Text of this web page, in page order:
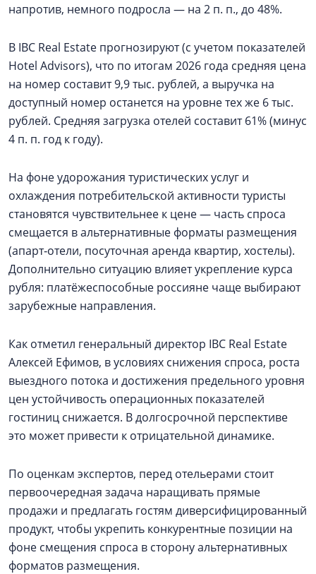
напротив, немного подросла — на 2 п. п., до 48%.
В IBC Real Estate прогнозируют (с учетом показателей
Hotel Advisors), что по итогам 2026 года средняя цена
на номер составит 9,9 тыс. рублей, а выручка на
доступный номер останется на уровне тех же 6 тыс.
рублей. Средняя загрузка отелей составит 61% (минус
4 п. п. год к году).
На фоне удорожания туристических услуг и
охлаждения потребительской активности туристы
становятся чувствительнее к цене — часть спроса
смещается в альтернативные форматы размещения
(апарт‑отели, посуточная аренда квартир, хостелы).
Дополнительно ситуацию влияет укрепление курса
рубля: платёжеспособные россияне чаще выбирают
зарубежные направления.
Как отметил генеральный директор IBC Real Estate
Алексей Ефимов, в условиях снижения спроса, роста
выездного потока и достижения предельного уровня
цен устойчивость операционных показателей
гостиниц снижается. В долгосрочной перспективе
это может привести к отрицательной динамике.
По оценкам экспертов, перед отельерами стоит
первоочередная задача наращивать прямые
продажи и предлагать гостям диверсифицированный
продукт, чтобы укрепить конкурентные позиции на
фоне смещения спроса в сторону альтернативных
форматов размещения.